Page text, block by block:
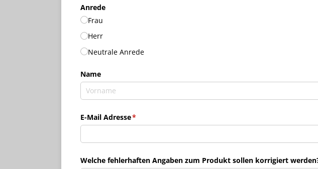
Anrede
Frau
Herr
Neutrale Anrede
Name
E-Mail Adresse*
(erforderlich)
Welche fehlerhaften Angaben zum Produkt sollen korrigiert